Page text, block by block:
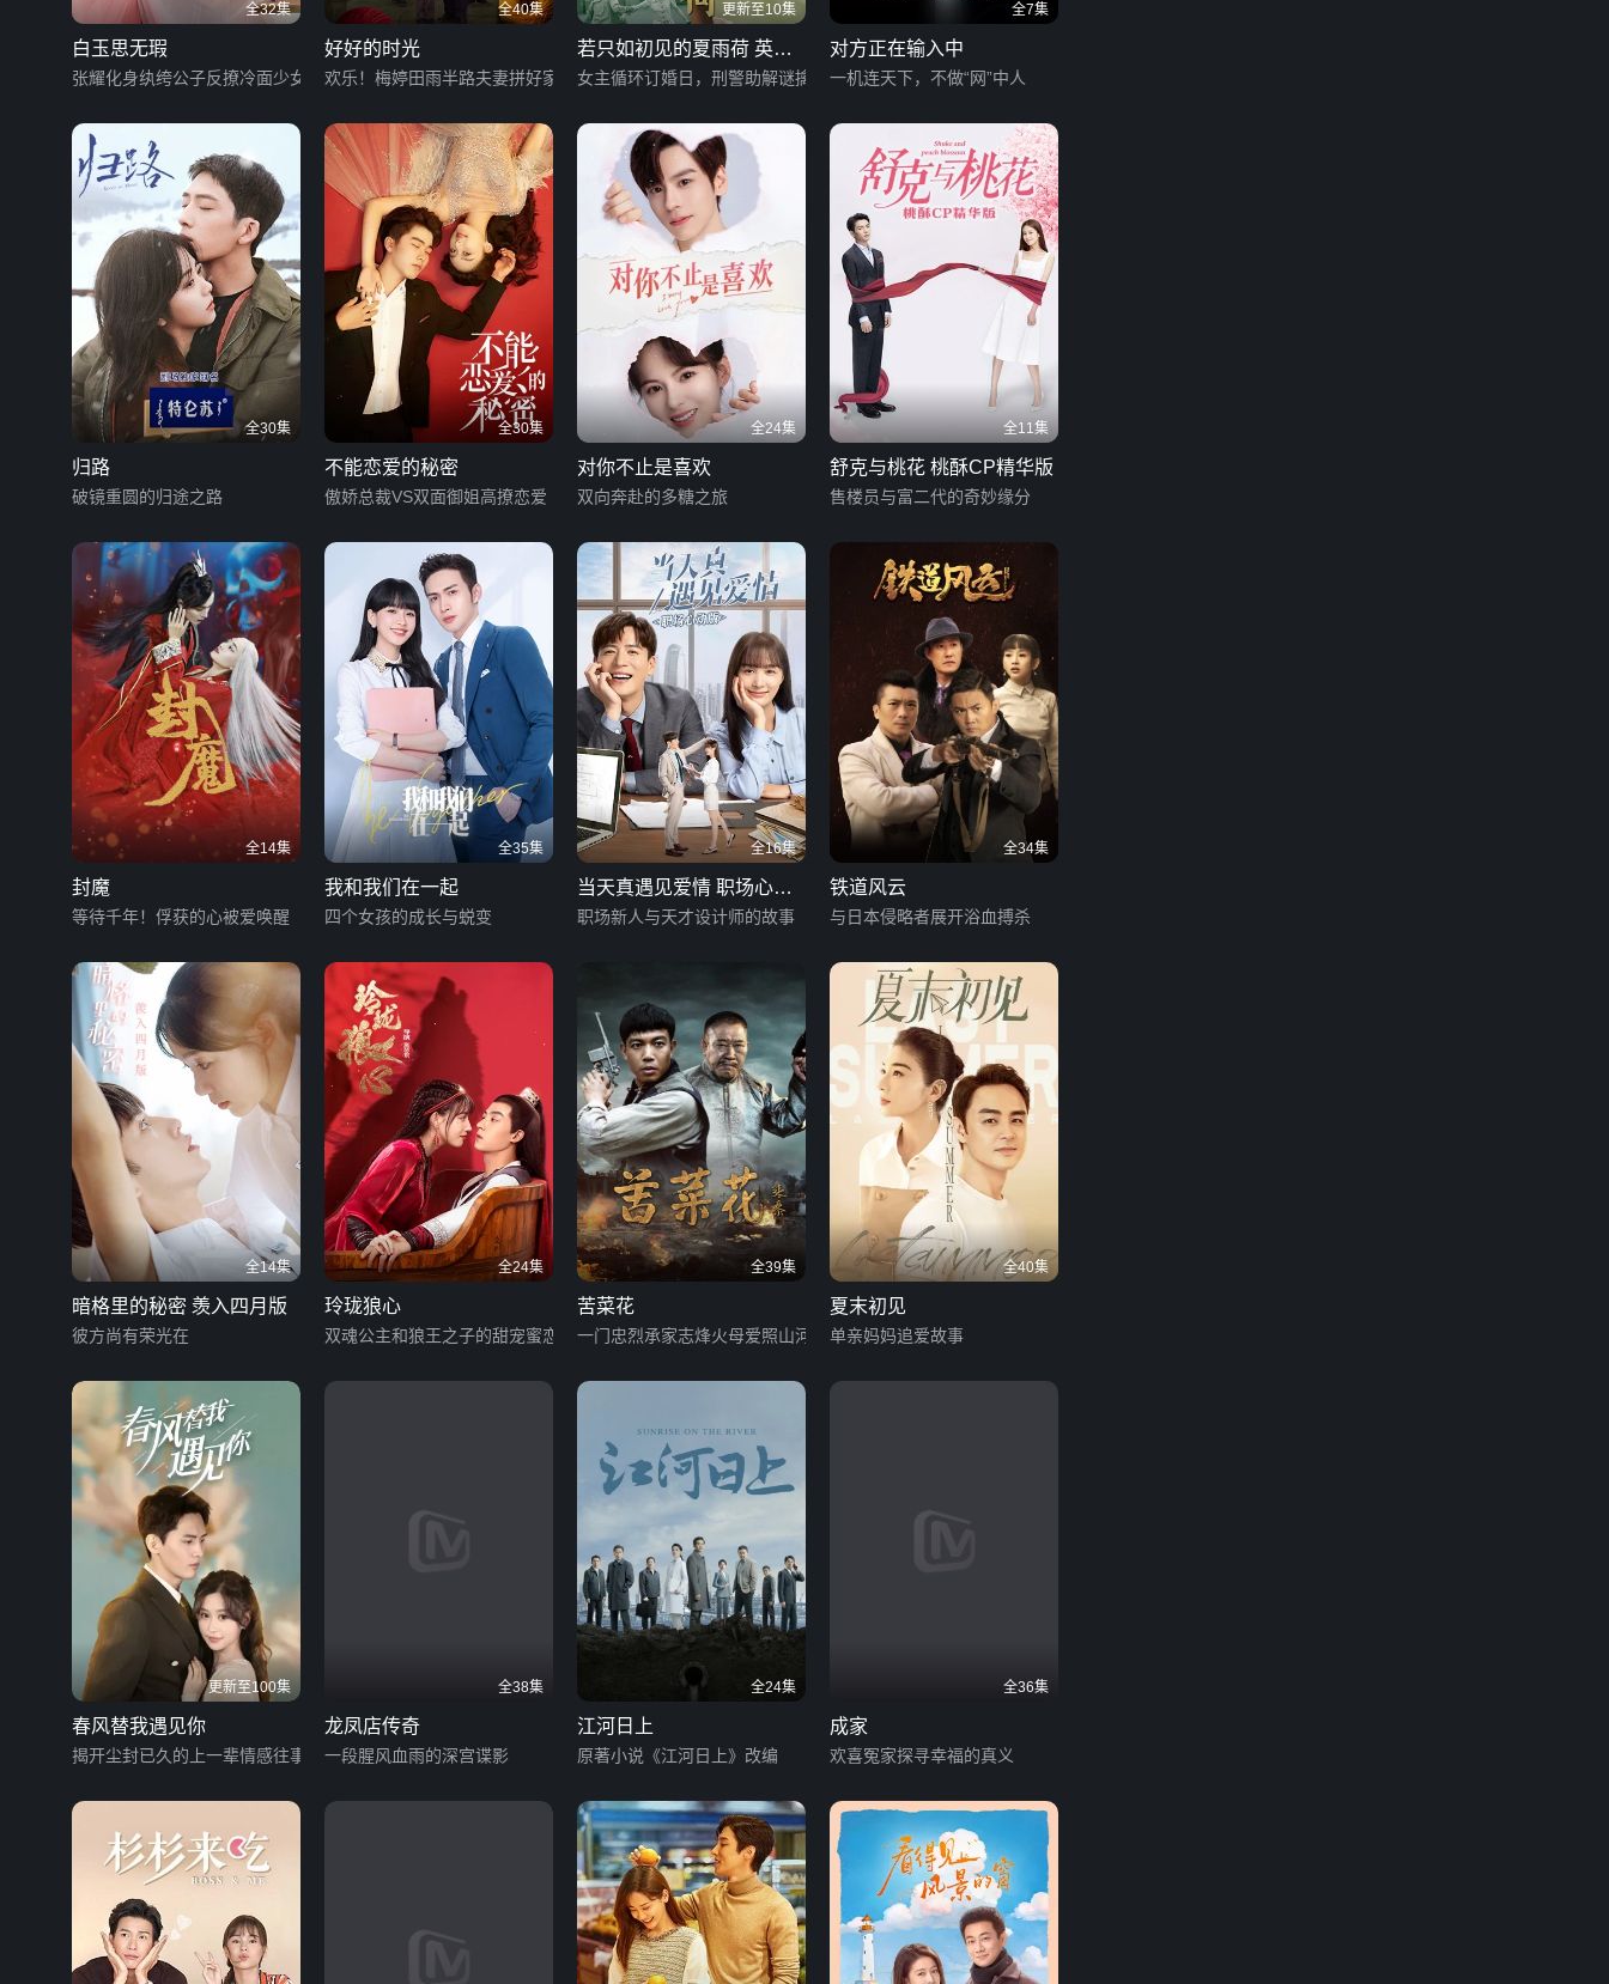
全32集
白玉思无瑕
张耀化身纨绔公子反撩冷面少女
全40集
好好的时光
欢乐！梅婷田雨半路夫妻拼好家
更新至10集
若只如初见的夏雨荷 英文
版
女主循环订婚日，刑警助解谜擒真凶
全7集
对方正在输入中
一机连天下，不做“网”中人
全30集
归路
破镜重圆的归途之路
全30集
不能恋爱的秘密
傲娇总裁VS双面御姐高撩恋爱
全24集
对你不止是喜欢
双向奔赴的多糖之旅
全11集
舒克与桃花 桃酥CP精华版
售楼员与富二代的奇妙缘分
全14集
封魔
等待千年！俘获的心被爱唤醒
全35集
我和我们在一起
四个女孩的成长与蜕变
全16集
当天真遇见爱情 职场心动
版
职场新人与天才设计师的故事
全34集
铁道风云
与日本侵略者展开浴血搏杀
全14集
暗格里的秘密 羡入四月版
彼方尚有荣光在
全24集
玲珑狼心
双魂公主和狼王之子的甜宠蜜恋
全39集
苦菜花
一门忠烈承家志烽火母爱照山河
全40集
夏末初见
单亲妈妈追爱故事
更新至100集
春风替我遇见你
揭开尘封已久的上一辈情感往事
全38集
龙凤店传奇
一段腥风血雨的深宫谍影
全24集
江河日上
原著小说《江河日上》改编
全36集
成家
欢喜冤家探寻幸福的真义